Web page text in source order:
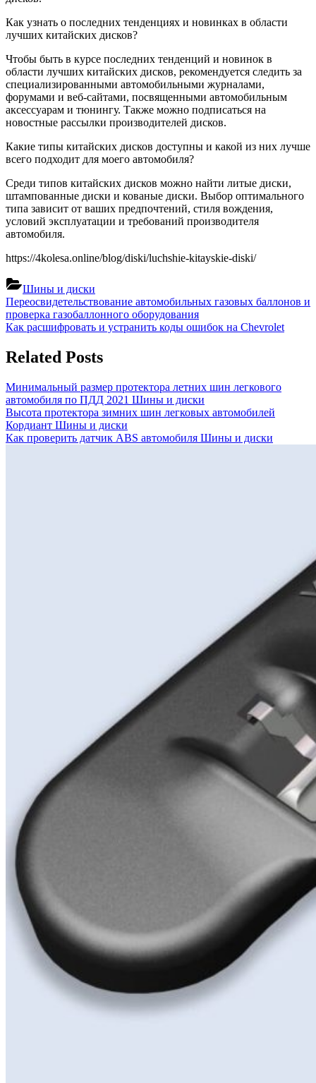
Как узнать о последних тенденциях и новинках в области
лучших китайских дисков?
Чтобы быть в курсе последних тенденций и новинок в
области лучших китайских дисков, рекомендуется следить за
специализированными автомобильными журналами,
форумами и веб-сайтами, посвященными автомобильным
аксессуарам и тюнингу. Также можно подписаться на
новостные рассылки производителей дисков.
Какие типы китайских дисков доступны и какой из них лучше
всего подходит для моего автомобиля?
Среди типов китайских дисков можно найти литые диски,
штампованные диски и кованые диски. Выбор оптимального
типа зависит от ваших предпочтений, стиля вождения,
условий эксплуатации и требований производителя
автомобиля.
https://4kolesa.online/blog/diski/luchshie-kitayskie-diski/
Шины и диски
Навигация
по
Previous
Post:
Переосвидетельствование автомобильных газовых баллонов и
проверка газобаллонного оборудования
Next
Как расшифровать и устранить коды ошибок на Chevrolet
Related Posts
Минимальный размер протектора летних шин легкового
автомобиля по ПДД 2021 Шины и диски
Высота протектора зимних шин легковых автомобилей
Кордиант Шины и диски
Как проверить датчик ABS автомобиля Шины и диски